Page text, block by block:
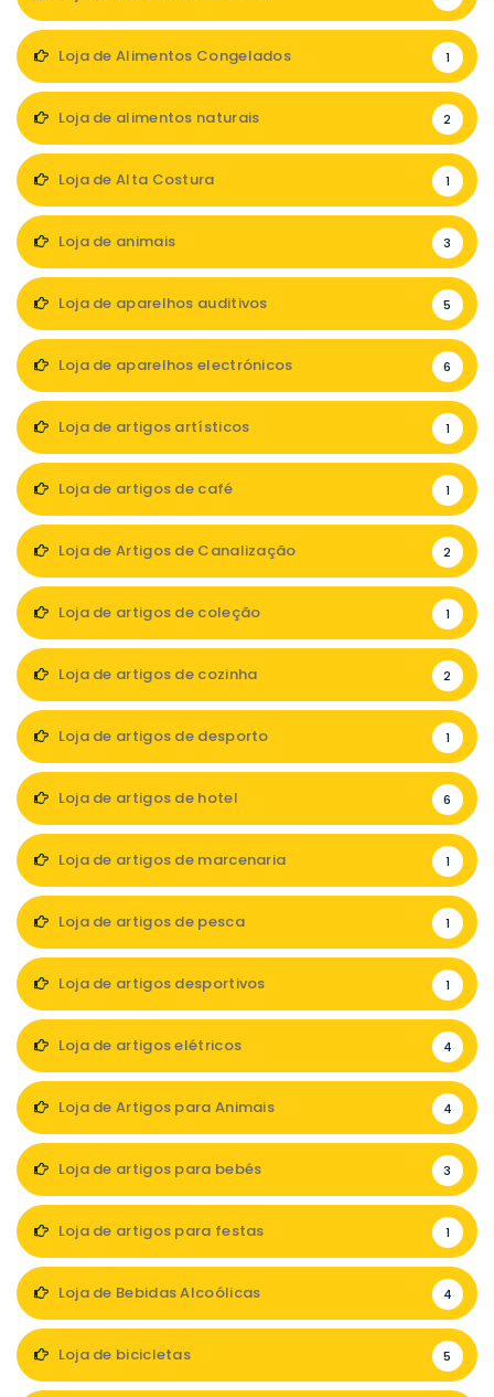
Loja de Alimentos Congelados 1
Loja de alimentos naturais 2
Loja de Alta Costura 1
Loja de animais 3
Loja de aparelhos auditivos 5
Loja de aparelhos electrónicos 6
Loja de artigos artísticos 1
Loja de artigos de café 1
Loja de Artigos de Canalização 2
Loja de artigos de coleção 1
Loja de artigos de cozinha 2
Loja de artigos de desporto 1
Loja de artigos de hotel 6
Loja de artigos de marcenaria 1
Loja de artigos de pesca 1
Loja de artigos desportivos 1
Loja de artigos elétricos 4
Loja de Artigos para Animais 4
Loja de artigos para bebés 3
Loja de artigos para festas 1
Loja de Bebidas Alcoólicas 4
Loja de bicicletas 5